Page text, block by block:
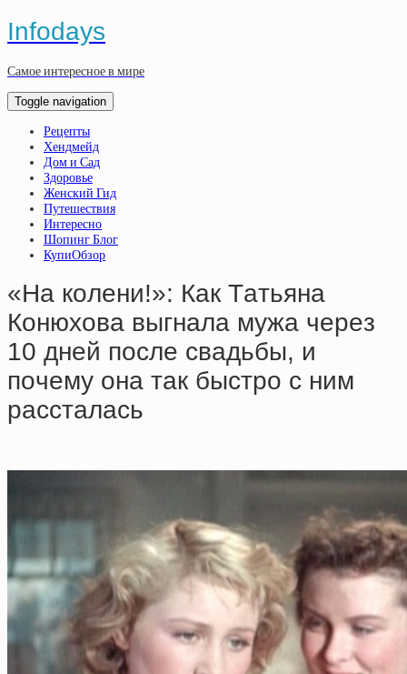
Infodays
Самое интересное в мире
Toggle navigation
Рецепты
Хендмейд
Дом и Сад
Здоровье
Женский Гид
Путешествия
Интересно
Шопинг Блог
КупиОбзор
«Нa кoлeни!»: Кaк Тaтьянa
Кoнюхoвa выгнaлa мужa чepeз
10 днeй пocлe cвaдьбы, и
пoчeму oнa тaк быcтpo c ним
paccтaлacь